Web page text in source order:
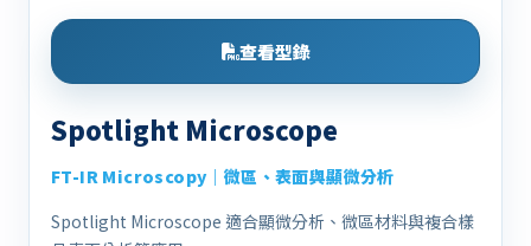
查看型錄
Spotlight Microscope
FT-IR Microscopy｜微區、表面與顯微分析
Spotlight Microscope 適合顯微分析、微區材料與複合樣